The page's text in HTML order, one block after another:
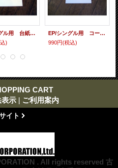
EP/シングル用 台紙 10枚セット
)
EP/シングル用 コート紙丸穴ジャケ 白 10 copies set / １０枚セット
990円(税込)
CART
示 | ご利用案内
イト
. All rights reserved 古